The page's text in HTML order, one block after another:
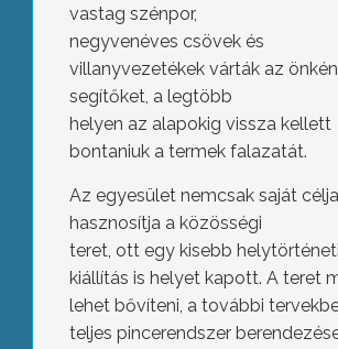
vastag szénpor,
negyvenéves csövek és
villanyvezetékek várták az
segítőket, a legtöbb
helyen az alapokig vissza kellett
bontaniuk a termek falazatát.
Az egyesület nemcsak saját
hasznosítja a közösségi
teret, ott egy kisebb helytörténeti
kiállítás is helyet kapott. A teret
lehet bővíteni, a további
teljes pincerendszer